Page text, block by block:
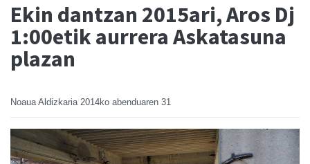
Ekin dantzan 2015ari, Aros Dj
1:00etik aurrera Askatasuna
plazan
Noaua Aldizkaria 2014ko abenduaren 31